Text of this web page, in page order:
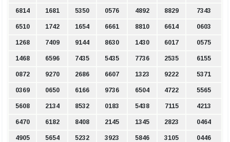
6814 1681 5350 0576 4892 8829 7343
6510 1742 1654 6661 8810 6614 0603
1268 7409 9144 8630 1430 6017 0575
1468 6596 7435 5435 7736 2535 6155
0872 9270 2686 6607 1323 9222 5371
0369 0650 6166 9736 6504 4722 5565
5608 2134 8532 0183 5438 7115 4213
6470 6182 8408 2145 1345 2823 0464
4905 5654 5232 3923 5846 3105 0446